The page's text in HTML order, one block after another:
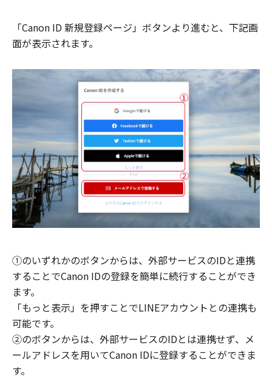
「Canon ID 新規登録ページ」ボタンより進むと、下記画
面が表示されます。
①のいずれかのボタンからは、外部サービスのIDと連携
することでCanon IDの登録を簡単に続行することができ
ます。
「もっと表示」を押すことでLINEアカウントとの連携も
可能です。
②のボタンからは、外部サービスのIDとは連携せず、メ
ールアドレスを用いてCanon IDに登録することができま
す。